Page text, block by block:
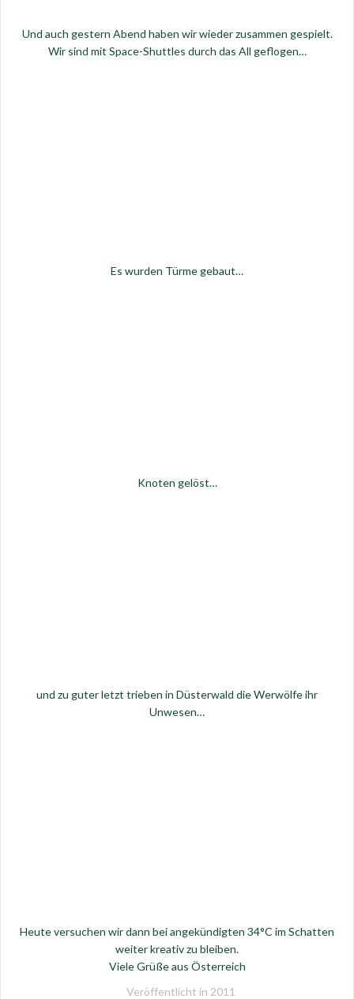
Und auch gestern Abend haben wir wieder zusammen gespielt.
Wir sind mit Space-Shuttles durch das All geflogen…
Es wurden Türme gebaut…
Knoten gelöst…
und zu guter letzt trieben in Düsterwald die Werwölfe ihr
Unwesen…
Heute versuchen wir dann bei angekündigten 34°C im Schatten
weiter kreativ zu bleiben.
Viele Grüße aus Österreich
Veröffentlicht in 2011